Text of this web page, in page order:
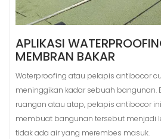
APLIKASI
MEMBRAN BAKAR
Waterproofing atau pelapis antibocor
meninggikan kadar sebuah bangunan.
ruangan atau atap, pelapis antibocor
membuat bangunan tersebut menjadi
tidak ada air yang merembes masuk.